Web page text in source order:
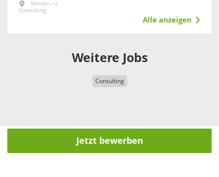
Minden +2
Consulting
Alle anzeigen
Weitere Jobs
Consulting
Jetzt bewerben